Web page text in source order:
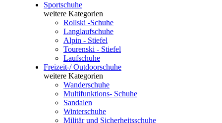
Sportschuhe
weitere Kategorien
Rollski -Schuhe
Langlaufschuhe
Alpin - Stiefel
Tourenski - Stiefel
Laufschuhe
Freizeit-/ Outdoorschuhe
weitere Kategorien
Wanderschuhe
Multifunktions- Schuhe
Sandalen
Winterschuhe
Militär und Sicherheitsschuhe